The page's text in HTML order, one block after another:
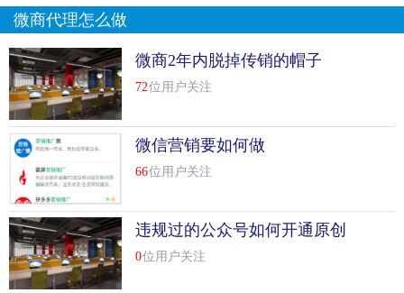
微商代理怎么做
微商2年内脱掉传销的帽子
72位用户关注
微信营销要如何做
66位用户关注
违规过的公众号如何开通原创
0位用户关注